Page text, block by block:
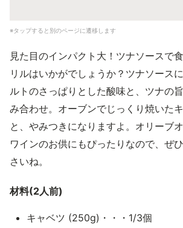
※タップすると別のページに遷移します
見た目のインパクト大！ツナソースで
リルはいかがでしょうか？ツナソース
ルトのさっぱりとした酸味と、ツナの
み合わせ。オーブンでじっくり焼いた
と、やみつきになりますよ。オリーブ
ワインのお供にもぴったりなので、ぜ
さいね。
材料(2人前)
キャベツ (250g)・・・1/3個